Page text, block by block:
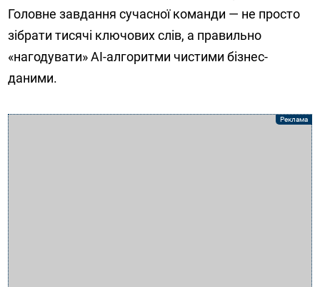
Головне завдання сучасної команди — не просто
зібрати тисячі ключових слів, а правильно
«нагодувати» AI-алгоритми чистими бізнес-
даними.